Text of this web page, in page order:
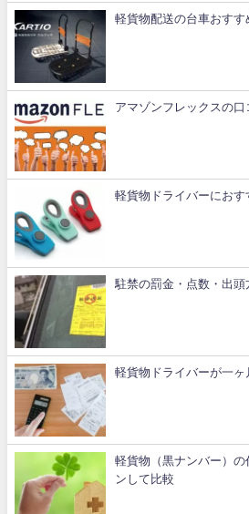
軽貨物配送の台車おすす
アマゾンフレックスの口
軽貨物ドライバーにお
駐禁の罰金・点数・出
軽貨物ドライバーが一
軽貨物（黒ナンバー）の
ンして比較